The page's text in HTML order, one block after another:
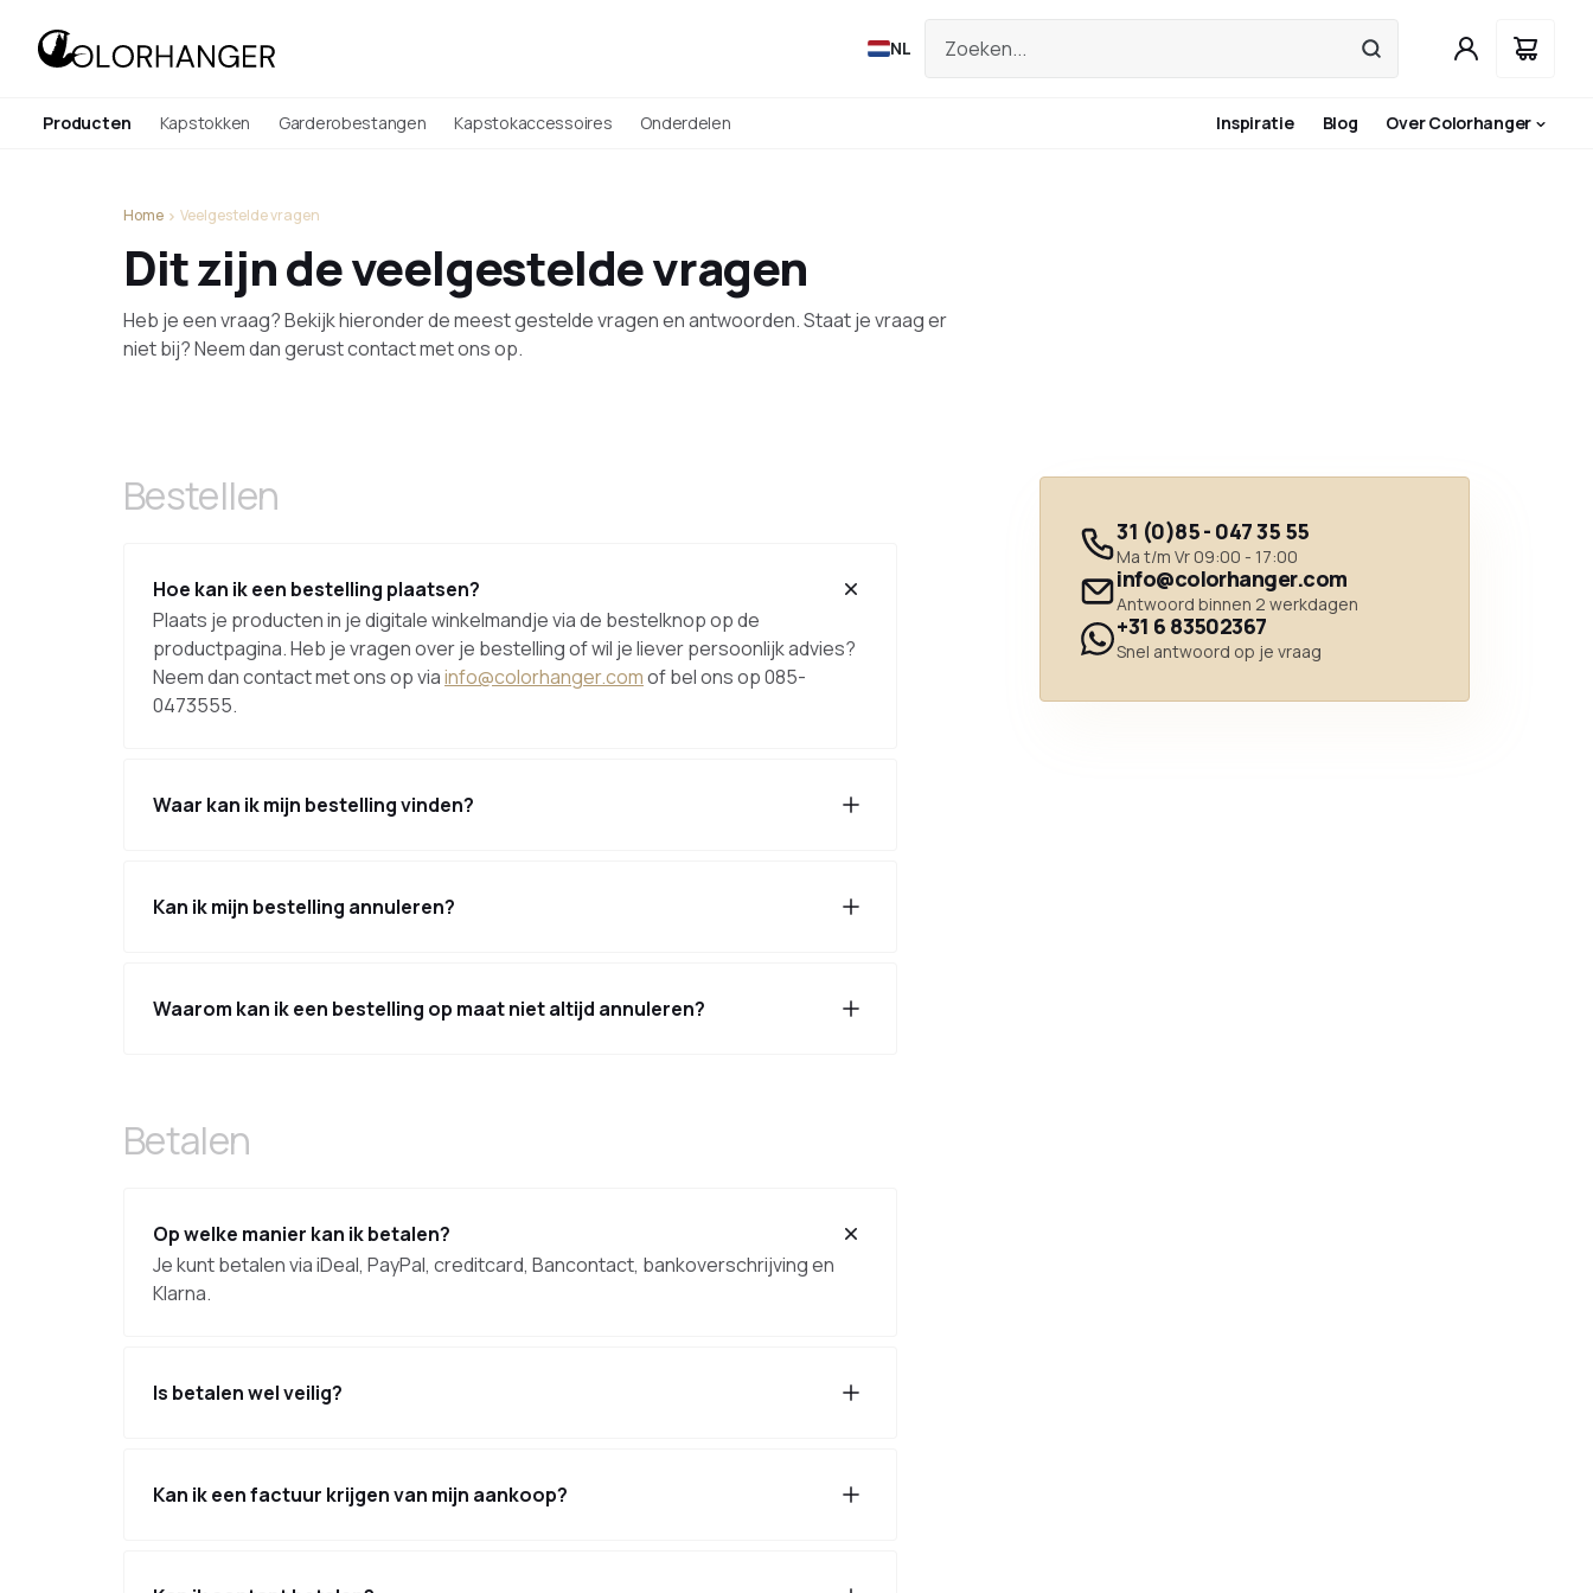
NL
Producten Kapstokken Garderobestangen Kapstokaccessoires Onderdelen Inspiratie Blog Over Colorhanger
Home Veelgestelde vragen
Dit zijn de veelgestelde vragen
Heb je een vraag? Bekijk hieronder de meest gestelde vragen en antwoorden. Staat je vraag er
niet bij? Neem dan gerust contact met ons op.
Bestellen
Hoe kan ik een bestelling plaatsen?
Plaats je producten in je digitale winkelmandje via de bestelknop op de
productpagina. Heb je vragen over je bestelling of wil je liever persoonlijk advies?
Neem dan contact met ons op viainfo@colorhanger.comof bel ons op 085-
0473555.
Waar kan ik mijn bestelling vinden?
Kan ik mijn bestelling annuleren?
Waarom kan ik een bestelling op maat niet altijd annuleren?
Betalen
Op welke manier kan ik betalen?
Je kunt betalen via iDeal, PayPal, creditcard, Bancontact, bankoverschrijving en
Klarna.
Is betalen wel veilig?
Kan ik een factuur krijgen van mijn aankoop?
31 (0)85 - 047 35 55
Ma t/m Vr 09:00 - 17:00
info@colorhanger.com
Antwoord binnen 2 werkdagen
+31 6 83502367
Snel antwoord op je vraag